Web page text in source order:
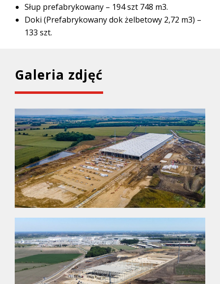
Słup prefabrykowany – 194 szt 748 m3.
Doki (Prefabrykowany dok żelbetowy 2,72 m3) –
133 szt.
Galeria zdjęć